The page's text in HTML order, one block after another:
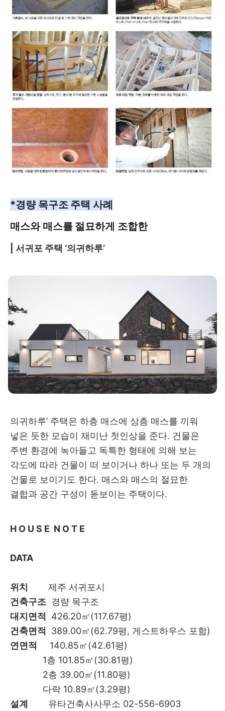
*경량 목구조 주택 사례
매스와 매스를 절묘하게 조합한
| 서귀포 주택 ‘의귀하루’
의귀하루’ 주택은 하층 매스에 상층 매스를 끼워
넣은 듯한 모습이 재미난 첫인상을 준다. 건물은
주변 환경에 녹아들고 독특한 형태에 의해 보는
각도에 따라 건물이 떠 보이거나 하나 또는 두 개의
건물로 보이기도 한다. 매스와 매스의 절묘한
결합과 공간 구성이 돋보이는 주택이다.
H O U S E N O T E
DATA
위치 제주 서귀포시
건축구조 경량 목구조
대지면적 426.20㎡(117.67평)
건축면적 389.00㎡(62.79평, 게스트하우스 포함)
연면적 140.85㎡(42.61평)
1층 101.85㎡(30.81평)
2층 39.00㎡(11.80평)
다락 10.89㎡(3.29평)
설계 유타건축사사무소 02-556-6903